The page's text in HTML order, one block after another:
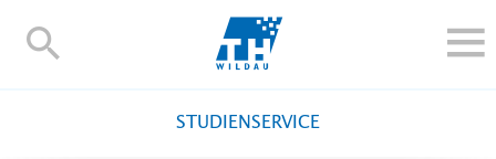
TH-
STUDIENSERVICE